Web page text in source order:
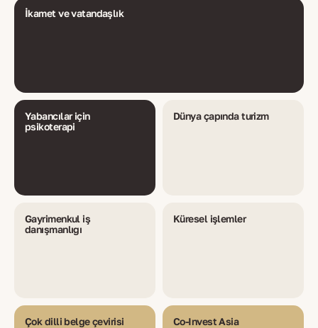
İkamet ve vatandaşlık
Yabancılar için
psikoterapi
Dünya çapında turizm
Gayrimenkul iş
danışmanlığı
Küresel işlemler
Çok dilli belge çevirisi Co-Invest Asia